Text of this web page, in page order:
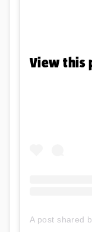
View this